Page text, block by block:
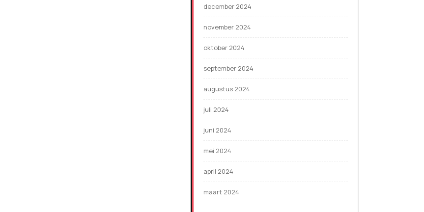
december 2024
november 2024
oktober 2024
september 2024
augustus 2024
juli 2024
juni 2024
mei 2024
april 2024
maart 2024